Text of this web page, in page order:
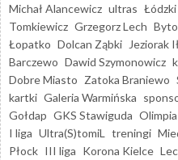
Michał Alancewicz ultras
Tomkiewicz Grzegorz Lech
Łopatko Dolcan Ząbki Jeziorak
Barczewo Dawid Szymonowicz
Dobre Miasto Zatoka Braniewo
kartki Galeria Warmińska
Gołdap GKS Stawiguda
I liga Ultra(S)tomiL treningi
Płock III liga Korona Kielce